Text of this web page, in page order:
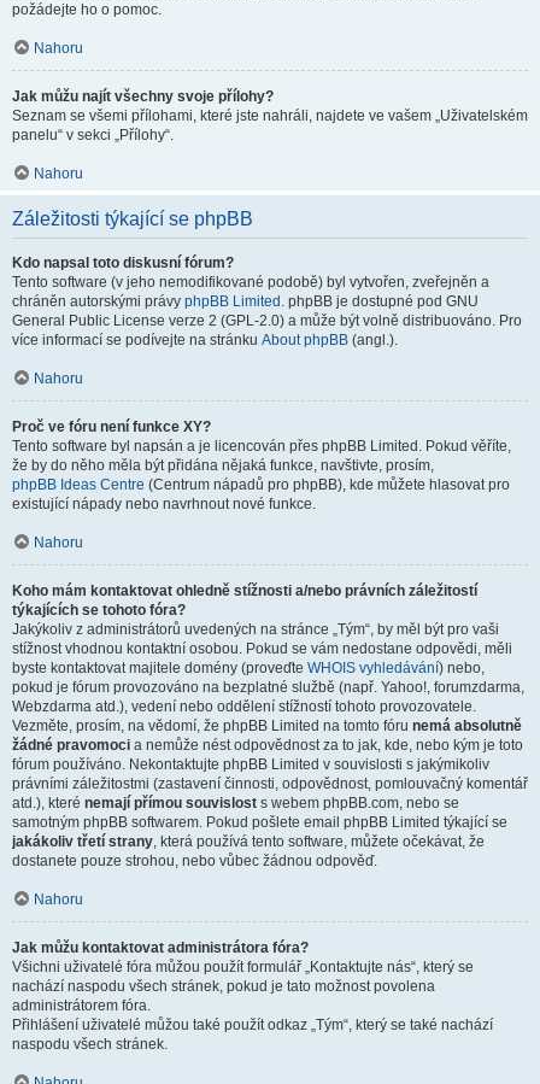
požádejte ho o pomoc.
Nahoru
Jak můžu najít všechny svoje přílohy?
Seznam se všemi přílohami, které jste nahráli, najdete ve vašem „Uživatelském
panelu“ v sekci „Přílohy“.
Nahoru
Záležitosti týkající se phpBB
Kdo napsal toto diskusní fórum?
Tento software (v jeho nemodifikované podobě) byl vytvořen, zveřejněn a
chráněn autorskými právy phpBB Limited . phpBB je dostupné pod GNU
General Public License verze 2 (GPL-2.0) a může být volně distribuováno. Pro
více informací se podívejte na stránku About phpBB (angl.).
Nahoru
Proč ve fóru není funkce XY?
Tento software byl napsán a je licencován přes phpBB Limited. Pokud věříte,
že by do něho měla být přidána nějaká funkce, navštivte, prosím,
phpBB Ideas Centre (Centrum nápadů pro phpBB), kde můžete hlasovat pro
existující nápady nebo navrhnout nové funkce.
Nahoru
Koho mám kontaktovat ohledně stížnosti a/nebo právních záležitostí
týkajících se tohoto fóra?
Jakýkoliv z administrátorů uvedených na stránce „Tým“, by měl být pro vaši
stížnost vhodnou kontaktní osobou. Pokud se vám nedostane odpovědi, měli
byste kontaktovat majitele domény (proveďte WHOIS vyhledávání) nebo,
pokud je fórum provozováno na bezplatné službě (např. Yahoo!, forumzdarma,
Webzdarma atd.), vedení nebo oddělení stížností tohoto provozovatele.
Vezměte, prosím, na vědomí, že phpBB Limited na tomto fóru nemá absolutně
žádné pravomoci a nemůže nést odpovědnost za to jak, kde, nebo kým je toto
fórum používáno. Nekontaktujte phpBB Limited v souvislosti s jakýmikoliv
právními záležitostmi (zastavení činnosti, odpovědnost, pomlouvačný komentář
atd.), které nemají přímou souvislost s webem phpBB.com, nebo se
samotným phpBB softwarem. Pokud pošlete email phpBB Limited týkající se
jakákoliv třetí strany, která používá tento software, můžete očekávat, že
dostanete pouze strohou, nebo vůbec žádnou odpověď.
Nahoru
Jak můžu kontaktovat administrátora fóra?
Všichni uživatelé fóra můžou použít formulář „Kontaktujte nás“, který se
nachází naspodu všech stránek, pokud je tato možnost povolena
administrátorem fóra.
Přihlášení uživatelé můžou také použít odkaz „Tým“, který se také nachází
naspodu všech stránek.